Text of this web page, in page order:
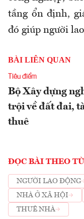
tầng ổn định,
đó giúp người
BÀI LIÊN QUAN
Tiêu điểm
Bộ Xây dựng
trội về đất đai,
thuê
ĐỌC BÀI THEO
NGƯỜI LAO ĐỘNG
NHÀ Ở XÃ HỘI
THUÊ NHÀ